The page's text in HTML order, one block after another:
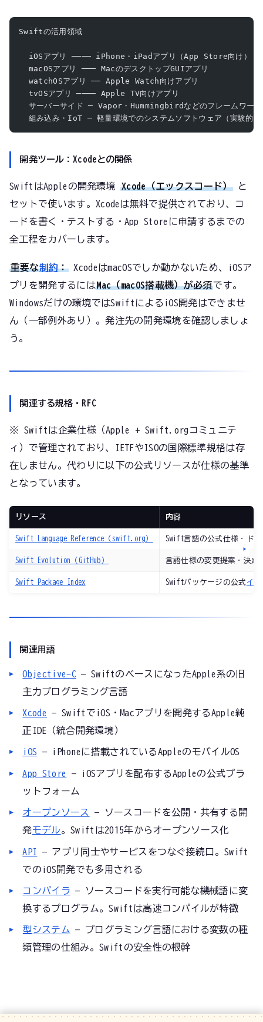
Swiftの活用領域
  iOSアプリ ──── iPhone・iPadアプリ（App Store向け）
  macOSアプリ ─── MacのデスクトップGUIアプリ
  watchOSアプリ ── Apple Watch向けアプリ
  tvOSアプリ ──── Apple TV向けアプリ
  サーバーサイド ─ Vapor・Hummingbirdなどのフレームワーク
  組み込み・IoT ─ 軽量環境でのシステムソフトウェア（実験的）
開発ツール：Xcodeとの関係
SwiftはAppleの開発環境Xcode（エックスコード） と
セットで使います。Xcodeは無料で提供されており、コ
ードを書く・テストする・App Storeに申請するまでの
全工程をカバーします。
重要な制約： XcodeはmacOSでしか動かないため、iOSア
プリを開発するにはMac（macOS搭載機）が必須です。
Windowsだけの環境ではSwiftによるiOS開発はできませ
ん（一部例外あり）。発注先の開発環境を確認しましょ
う。
関連する規格・RFC
※ Swiftは企業仕様（Apple + Swift.orgコミュニテ
ィ）で管理されており、IETFやISOの国際標準規格は存
在しません。代わりに以下の公式リソースが仕様の基準
となっています。
リソース 内容
Swift Language Reference（swift.org） Swift言語の公式仕様・ド
Swift Evolution（GitHub） 言語仕様の変更提案・決定
Swift Package Index Swiftパッケージの公式イ
関連用語
Objective-C — SwiftのベースになったApple系の旧
主力プログラミング言語
Xcode
— SwiftでiOS・Macアプリを開発するApple純
正IDE（統合開発環境）
iOS — iPhoneに搭載されているAppleのモバイルOS
App Store
— iOSアプリを配布するAppleの公式プラ
ットフォーム
オープンソース
— ソースコードを公開・共有する開
発モデル。Swiftは2015年からオープンソース化
API
— アプリ同士やサービスをつなぐ接続口。Swift
でのiOS開発でも多用される
コンパイラ — ソースコードを実行可能な機械語に変
換するプログラム。Swiftは高速コンパイルが特徴
型システム — プログラミング言語における変数の種
類管理の仕組み。Swiftの安全性の根幹